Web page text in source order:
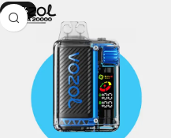
-18%